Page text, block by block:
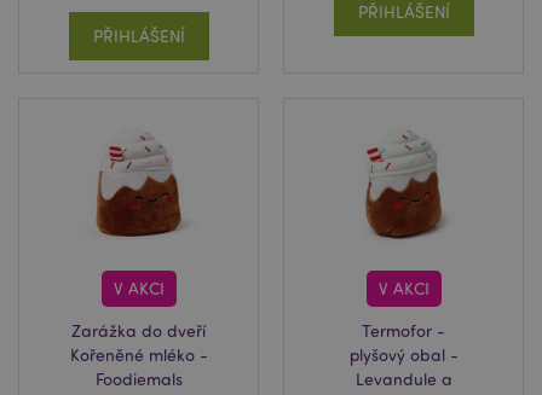
PŘIHLÁŠENÍ
PŘIHLÁŠENÍ
V AKCI
Zarážka do dveří
Kořeněné mléko -
Foodiemals
V AKCI
Termofor -
plyšový obal -
Levandule a